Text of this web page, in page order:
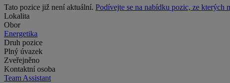
Tato pozice již není aktuální. Podívejte se na nabídku pozic, ze kterých
Lokalita
Obor
Energetika
Druh pozice
Plný úvazek
Zveřejněno
Kontaktní osoba
Team Assistant